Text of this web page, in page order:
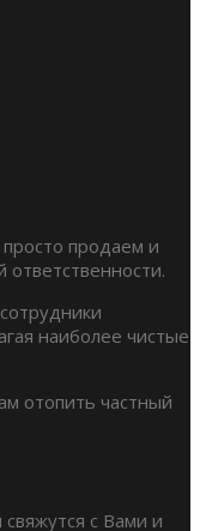
продаем и
наиболее чистые
отопить частный
с Вами и